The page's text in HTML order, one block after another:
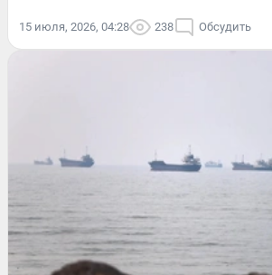
15 июля, 2026, 04:28 238 Обсудить